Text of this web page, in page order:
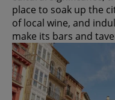
place to soak up the
of local wine, and
make its bars and